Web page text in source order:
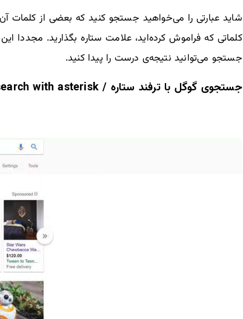
شاید عبارتی را می‌خواهید جستجو کنید که بعضی از کلمات آن
کلماتی که فراموش کرده‌اید، علامت ستاره بگذارید.
جستجو می‌توانید نتیجه‌ی درست را پیدا کنید.
جستجوی گوگل با ترفند ستاره / google search with asterisk